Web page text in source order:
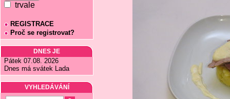
trvale
REGISTRACE
Proč se registrovat?
DNES JE
Pátek 07.08. 2026
Dnes má svátek Lada
VYHLEDÁVÁNÍ